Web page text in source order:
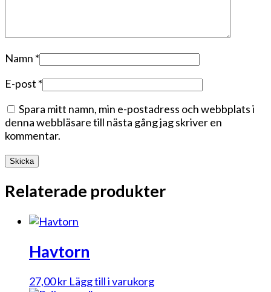
Namn *
E-post *
Spara mitt namn, min e-postadress och webbplats i
denna webbläsare till nästa gång jag skriver en
kommentar.
Relaterade produkter
Havtorn
27,00kr Lägg till i varukorg